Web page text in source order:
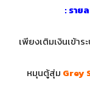
: ราย
เพียงเติมเงินเข้า
หมุนตู้สุ่ม Grey